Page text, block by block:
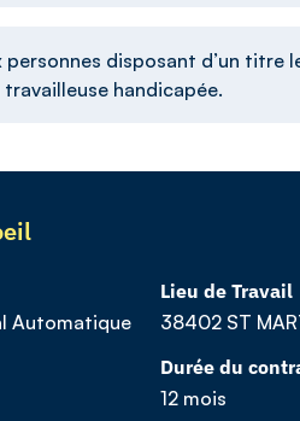
disposant d’un titre
handicapée.
Automatique
Lieu de Travail
38402 ST
Durée du
12 mois